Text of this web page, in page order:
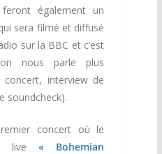
également un
sera filmé et diffusé
sur la BBC et c’est
nous parle plus
concert, interview de
soundcheck).
concert où le
live« Bohemian